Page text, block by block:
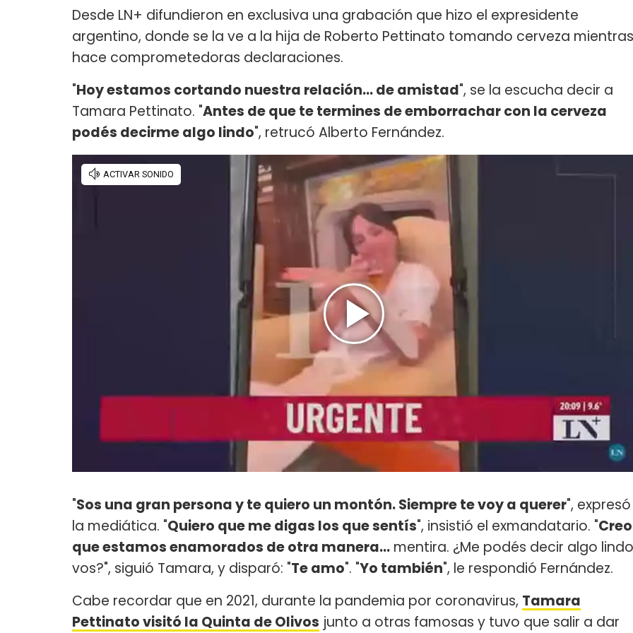
Desde LN+ difundieron en exclusiva una grabación que hizo el expresidente
argentino, donde se la ve a la hija de Roberto Pettinato tomando cerveza mientras
hace comprometedoras declaraciones.
"Hoy estamos cortando nuestra relación... de amistad", se la escucha decir a
Tamara Pettinato. "Antes de que te termines de emborrachar con la cerveza
podés decirme algo lindo", retrucó Alberto Fernández.
"Sos una gran persona y te quiero un montón. Siempre te voy a querer", expresó
la mediática. "Quiero que me digas los que sentís", insistió el exmandatario. "Creo
que estamos enamorados de otra manera... mentira. ¿Me podés decir algo lindo
vos?", siguió Tamara, y disparó: "Te amo". "Yo también", le respondió Fernández.
Cabe recordar que en 2021, durante la pandemia por coronavirus, Tamara
Pettinato visitó la Quinta de Olivos junto a otras famosas y tuvo que salir a dar